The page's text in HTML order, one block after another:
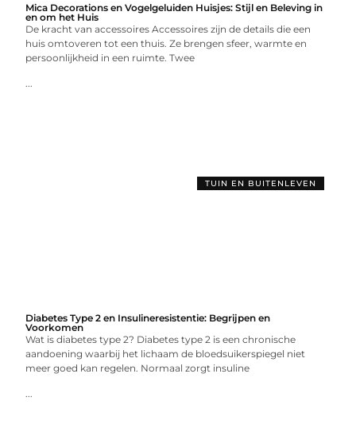
Mica Decorations en Vogelgeluiden Huisjes: Stijl en Beleving in
en om het Huis
De kracht van accessoires Accessoires zijn de details die een
huis omtoveren tot een thuis. Ze brengen sfeer, warmte en
persoonlijkheid in een ruimte. Twee
...
TUIN EN BUITENLEVEN
Diabetes Type 2 en Insulineresistentie: Begrijpen en
Voorkomen
Wat is diabetes type 2? Diabetes type 2 is een chronische
aandoening waarbij het lichaam de bloedsuikerspiegel niet
meer goed kan regelen. Normaal zorgt insuline
...